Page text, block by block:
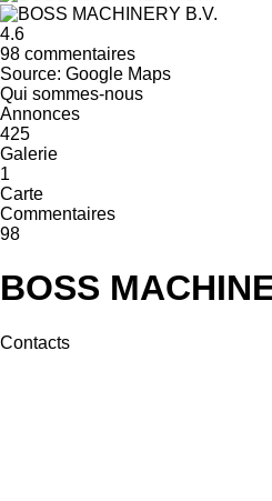
4.6
98 commentaires
Source: Google Maps
Qui sommes-nous
Annonces
425
Galerie
1
Carte
Commentaires
98
BOSS
Contacts